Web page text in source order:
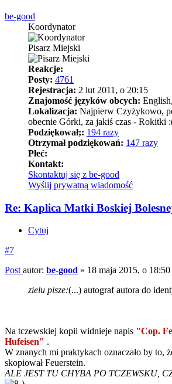
be-good
Koordynator
Pisarz Miejski
Reakcje:
Posty: 4761
Rejestracja: 2 lut 2011, o 20:15
Znajomość języków obcych:
Lokalizacja: Najpierw Czyżykowo,
obecnie Górki, za jakiś czas - Rokitki
Podziękował;: 194 razy
Otrzymał podziękowań: 147 razy
Płeć:
Kontakt:
Skontaktuj się z be-good
Wyślij prywatną wiadomość
Re: Kaplica Matki Boskiej
Cytuj
#7
Post autor: be-good » 18 maja 2015, o 18:50
zielu pisze:(...) autograf autora do
Na tczewskiej kopii widnieje napis "Cop.
Hufeisen" .
W znanych mi praktykach oznaczało by to,
skopiował Feuerstein.
ALE JEST TU CHYBA PO TCZEWSKU,